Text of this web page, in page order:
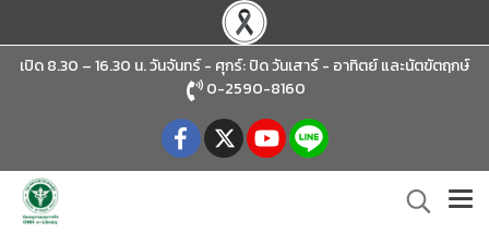
เปิด 8.30 – 16.30 น. วันจันทร์ - ศุกร์: ปิด วันเสาร์ - อาทิตย์และนัตขัตฤกษ์
0-2590-8160